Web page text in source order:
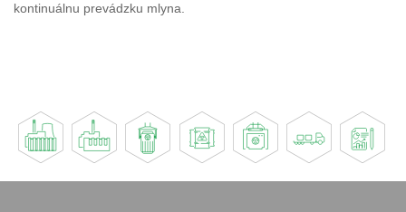
kontinuálnu prevádzku mlyna.